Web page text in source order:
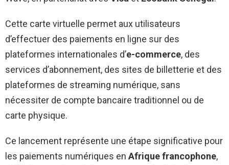
Cette carte virtuelle permet aux utilisateurs
d’effectuer des paiements en ligne sur des
plateformes internationales d’e-commerce, des
services d’abonnement, des sites de billetterie et des
plateformes de streaming numérique, sans
nécessiter de compte bancaire traditionnel ou de
carte physique.
Ce lancement représente une étape significative pour
les paiements numériques en Afrique francophone,